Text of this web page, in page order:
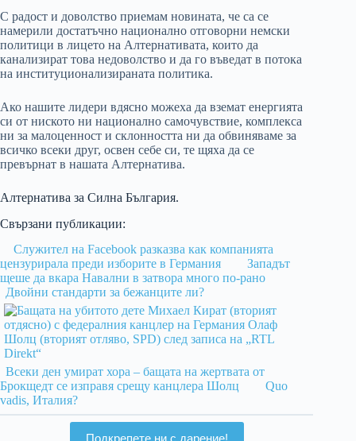
С радост и доволство приемам новината, че са се
намерили достатъчно национално отговорни немски
политици в лицето на Алтернативата, които да
канализират това недоволство и да го въведат в потока
на институционализираната политика.
Ако нашите лидери вдясно можеха да вземат енергията
си от ниското ни национално самочувствие, комплекса
ни за малоценност и склонността ни да обвиняваме за
всичко всеки друг, освен себе си, те щяха да се
превърнат в нашата Алтернатива.
Алтернатива за Силна България.
Свързани публикации:
Служител на Facebook разказва как компанията
цензурирала преди изборите в Германия
Западът
щеше да вкара Навални в затвора много по-рано
Двойни стандарти за бежанците ли?
Всеки ден умират хора – бащата на жертвата от
Брокщедт се изправя срещу канцлера Шолц
Quo
vadis, Италия?
Подкрепете ни с дарение!